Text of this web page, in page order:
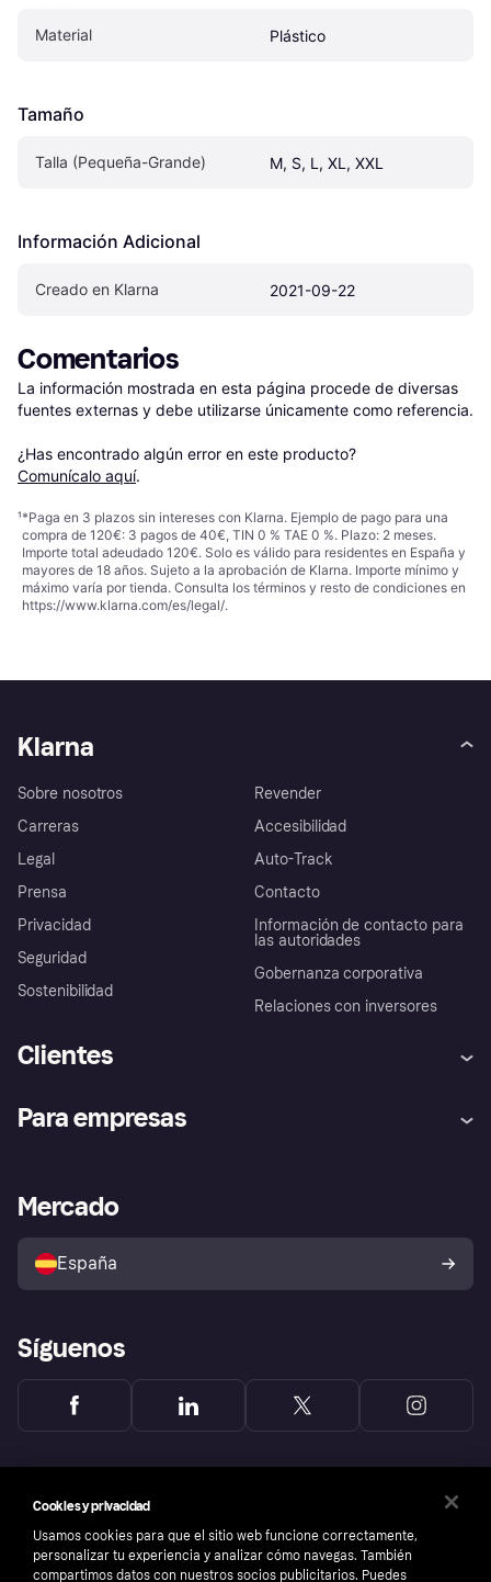
Material Plástico
Tamaño
Talla (Pequeña-Grande) M, S, L, XL, XXL
Información Adicional
Creado en Klarna 2021-09-22
Comentarios
La información mostrada en esta página procede de diversas
fuentes externas y debe utilizarse únicamente como referencia.
¿Has encontrado algún error en este producto?
Comunícalo aquí.
¹*Paga en 3 plazos sin intereses con Klarna. Ejemplo de pago para una
compra de 120€: 3 pagos de 40€, TIN 0 % TAE 0 %. Plazo: 2 meses.
Importe total adeudado 120€. Solo es válido para residentes en España y
mayores de 18 años. Sujeto a la aprobación de Klarna. Importe mínimo y
máximo varía por tienda. Consulta los términos y resto de condiciones en
https://www.klarna.com/es/legal/.
Klarna
Sobre nosotros
Carreras
Legal
Prensa
Privacidad
Seguridad
Sostenibilidad
Revender
Accesibilidad
Auto-Track
Contacto
Información de contacto para
las autoridades
Gobernanza corporativa
Relaciones con inversores
Clientes
Inicio de sesión
Directorio de tiendas
Política de protección al
comprador de Klarna
Reclamaciones
Para empresas
Acceso empresas
Mercado
España
Síguenos
Cookies y privacidad
Usamos cookies para que el sitio web funcione correctamente,
personalizar tu experiencia y analizar cómo navegas. También
compartimos datos con nuestros socios publicitarios. Puedes